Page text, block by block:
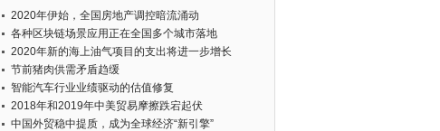
2020年伊始，全国房地产调控暗流涌动
各种区块链场景应用正在全国多个城市落地
2020年新的海上油气项目的支出将进一步增长
节前猪肉供需矛盾趋缓
智能汽车行业业绩驱动的估值修复
2018年和2019年中美贸易摩擦跌宕起伏
中国外贸稳中提质，成为全球经济“新引擎”